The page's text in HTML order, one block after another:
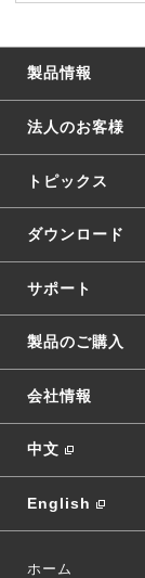
製品情報
法人のお客様
トピックス
ダウンロード
サポート
製品のご購入
会社情報
中文
English
ホーム